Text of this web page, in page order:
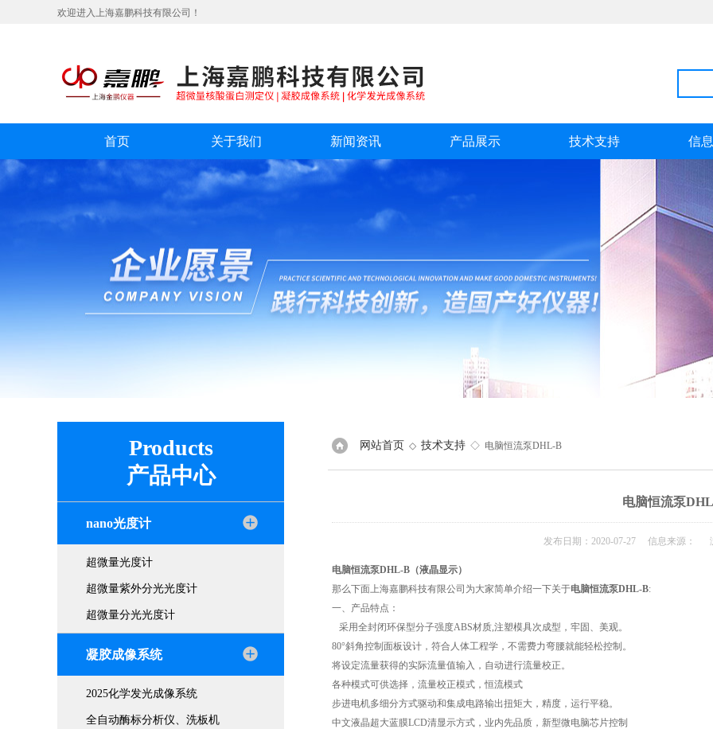
欢迎进入上海嘉鹏科技有限公司！
首页 关于我们 新闻资讯 产品展示 技术支持 信
Products
产品中心
nano光度计
超微量光度计
超微量紫外分光光度计
超微量分光光度计
凝胶成像系统
2025化学发光成像系统
全自动酶标分析仪、洗板机
网站首页 ◇ 技术支持 ◇ 电脑恒流泵DHL-B
电脑恒流泵
发布日期：2020-07-27 信息来源：
电脑恒流泵DHL-B（液晶显示）
那么下面上海嘉鹏科技有限公司为大家简单介绍一下关于电脑恒流泵DHL-B:
一、产品特点：
采用全封闭环保型分子强度ABS材质,注塑模具次成型，牢固、美观。
80°斜角控制面板设计，符合人体工程学，不需费力弯腰就能轻松控制。
将设定流量获得的实际流量值输入，自动进行流量校正。
各种模式可供选择，流量校正模式，恒流模式
步进电机多细分方式驱动和集成电路输出扭矩大，精度，运行平稳。
中文液晶超大蓝膜LCD清显示方式，业内先品质，新型微电脑芯片控制